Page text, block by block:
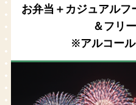
お弁当＋カジュアルフ
＆フリ
※アルコール